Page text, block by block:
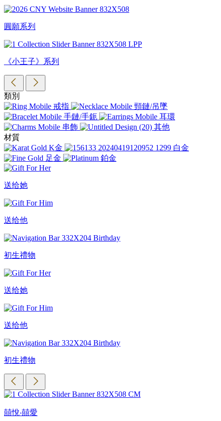
圓願系列
《小王子》系列
類別
戒指
頸鏈/吊墜
手鏈/手鈪
耳環
串飾
其他
材質
K金
白金
足金
鉑金
送给她
送给他
初生禮物
送给她
送给他
初生禮物
囍悅‧囍愛